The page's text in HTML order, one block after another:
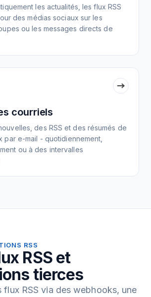
les actualités, les flux RSS
des médias sociaux sur les
ou les messages directs de
courriels
des RSS et des résumés de
par e-mail - quotidiennement,
ou à des intervalles
RSS
RSS et
tierces
flux RSS via des webhooks, une